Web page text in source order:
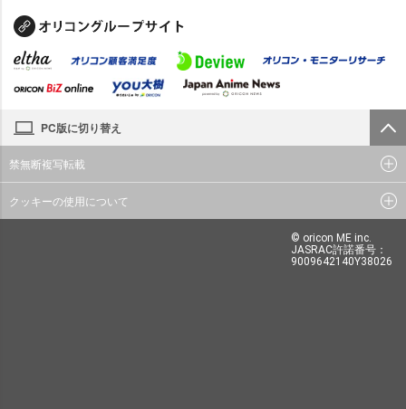
PC版に切り替え
禁無断複写転載
クッキーの使用について
© oricon ME inc.
JASRAC許諾番号：
9009642140Y38026